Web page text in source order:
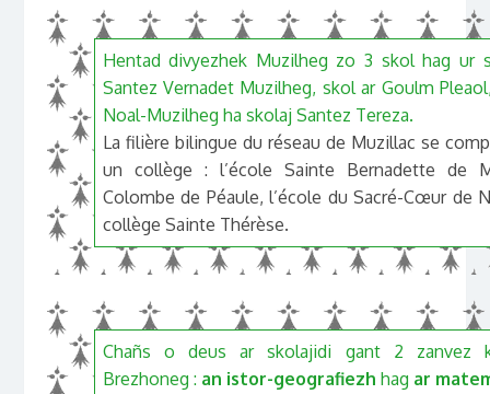
Hentad divyezhek Muzilheg zo 3 skol hag ur
Santez Vernadet Muzilheg, skol ar Goulm
Noal-Muzilheg ha skolaj Santez Tereza.
La filière bilingue du réseau de Muzillac se
un collège : l’école Sainte Bernadette de
Colombe de Péaule, l’école du Sacré-Cœur de
collège Sainte Thérèse.
Chañs o deus ar skolajidi gant 2 zanvez
Brezhoneg : an istor-geografiezh hag ar